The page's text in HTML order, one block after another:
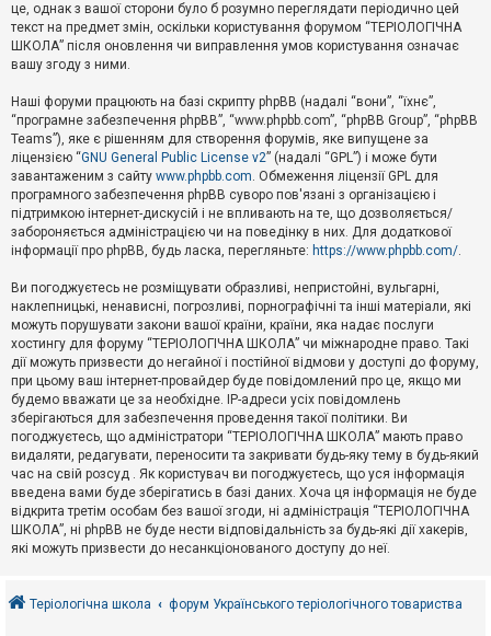
я
Т
м
и
б
е
з
в
і
д
п
о
в
д
й
А
к
т
и
в
н
т
е
м
и
о
це, однак з вашої сторони було б розумно переглядати періодично цей
текст на предмет змін, оскільки користування форумом “ТЕРІОЛОГІЧНА
ШКОЛА” після оновлення чи виправлення умов користування означає
вашу згоду з ними.
Наші форуми працюють на базі скрипту phpBB (надалі “вони”, “їхнє”,
“програмне забезпечення phpBB”, “www.phpbb.com”, “phpBB Group”, “phpBB
Teams”), яке є рішенням для створення форумів, яке випущене за
ліцензією “GNU General Public License v2” (надалі “GPL”) і може бути
завантаженим з сайту www.phpbb.com. Обмеження ліцензії GPL для
програмного забезпечення phpBB суворо пов'язані з організацією і
підтримкою інтернет-дискусій і не впливають на те, що дозволяється/
забороняється адміністрацією чи на поведінку в них. Для додаткової
інформації про phpBB, будь ласка, перегляньте: https://www.phpbb.com/.
Ви погоджуєтесь не розміщувати образливі, непристойні, вульгарні,
наклепницькі, ненависні, погрозливі, порнографічні та інші матеріали, які
можуть порушувати закони вашої країни, країни, яка надає послуги
хостингу для форуму “ТЕРІОЛОГІЧНА ШКОЛА” чи міжнародне право. Такі
дії можуть призвести до негайної і постійної відмови у доступі до форуму,
при цьому ваш інтернет-провайдер буде повідомлений про це, якщо ми
будемо вважати це за необхідне. IP-адреси усіх повідомлень
зберігаються для забезпечення проведення такої політики. Ви
погоджуєтесь, що адміністратори “ТЕРІОЛОГІЧНА ШКОЛА” мають право
видаляти, редагувати, переносити та закривати будь-яку тему в будь-який
час на свій розсуд . Як користувач ви погоджуєтесь, що уся інформація
введена вами буде зберігатись в базі даних. Хоча ця інформація не буде
відкрита третім особам без вашої згоди, ні адміністрація “ТЕРІОЛОГІЧНА
ШКОЛА”, ні phpBB не буде нести відповідальність за будь-які дії хакерів,
які можуть призвести до несанкціонованого доступу до неї.
Теріологічна школа форум Українського теріологічного товариства